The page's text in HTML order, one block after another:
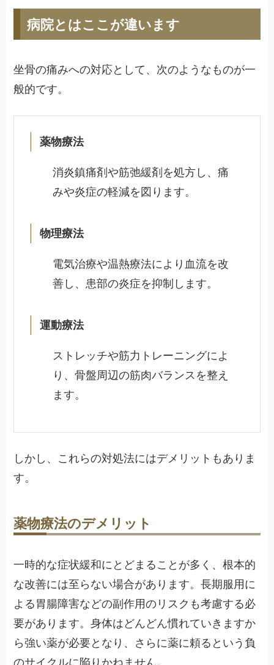
病院とはここが違います
坐骨の痛みへの対応として、次のようなものが一
般的です。
薬物療法
消炎鎮痛剤や筋弛緩剤を処方し、痛
みや炎症の軽減を図ります。
物理療法
電気治療や温熱療法により血流を改
善し、患部の炎症を抑制します。
運動療法
ストレッチや筋力トレーニングによ
り、骨盤周辺の筋肉バランスを整え
ます。
しかし、これらの対処法にはデメリットもありま
す。
薬物療法のデメリット
一時的な症状緩和にとどまることが多く、根本的
な改善には至らない場合があります。長期服用に
よる胃腸障害などの副作用のリスクも考慮する必
要があります。身体はどんどん慣れていきますか
ら強い薬が必要となり、さらに薬に頼るという負